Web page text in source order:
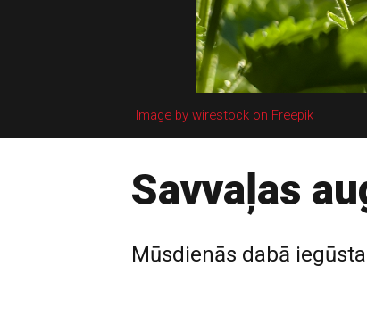
Image by wirestock on Freepik
Savvaļas
Mūsdienās dabā